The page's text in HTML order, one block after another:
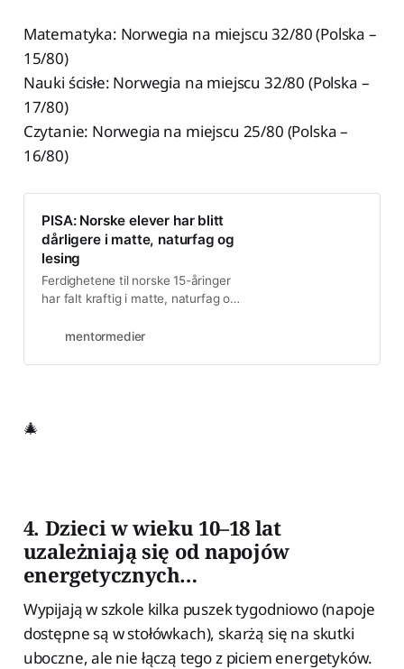
Matematyka: Norwegia na miejscu 32/80 (Polska –
15/80)
Nauki ścisłe: Norwegia na miejscu 32/80 (Polska –
17/80)
Czytanie: Norwegia na miejscu 25/80 (Polska –
16/80)
PISA: Norske elever har blitt
dårligere i matte, naturfag og
lesing
Ferdighetene til norske 15-åringer
har falt kraftig i matte, naturfag og
PISA-undersøkelsen. Nivået har
mentormedier
🎄
4. Dzieci w wieku 10–18 lat
uzależniają się od napojów
energetycznych…
Wypijają w szkole kilka puszek tygodniowo (napoje
dostępne są w stołówkach), skarżą się na skutki
uboczne, ale nie łączą tego z piciem energetyków.